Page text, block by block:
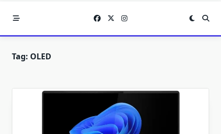
Tag: OLED